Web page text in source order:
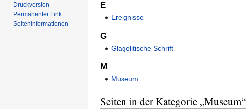
E
Ereignisse
G
Glagolitische Schrift
M
Museum
Seiten in der Kategorie „Museum“
Druckversion
Permanenter Link
Seiten­informationen